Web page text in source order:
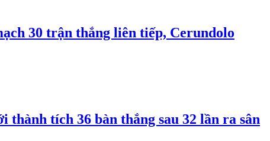
30 trận thắng liên tiếp, Cerundolo
tích 36 bàn thắng sau 32 lần ra sân